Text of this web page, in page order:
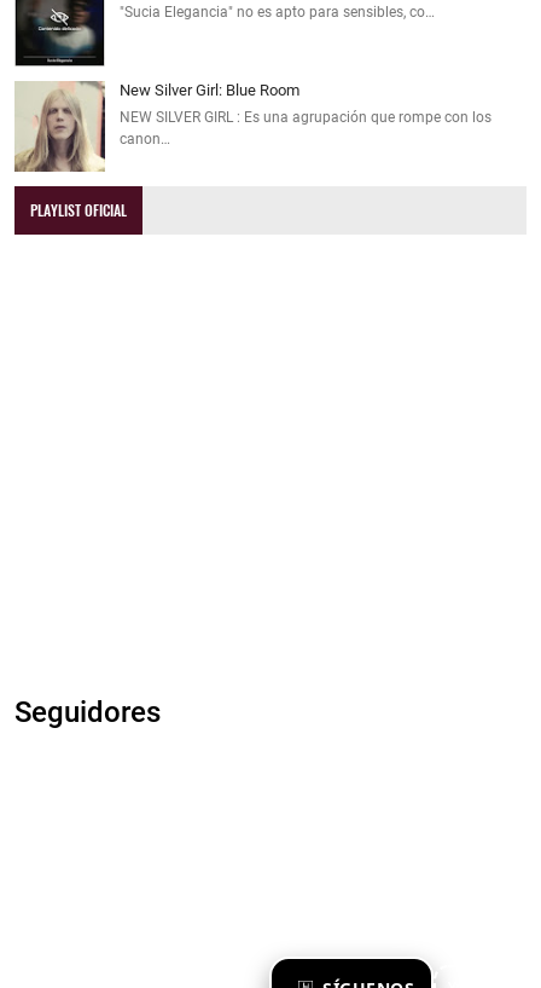
"Sucia Elegancia" no es apto para sensibles, co…
New Silver Girl: Blue Room
NEW SILVER GIRL : Es una agrupación que rompe con los
canon…
PLAYLIST OFICIAL
Seguidores